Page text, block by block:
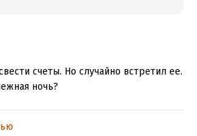
счеты. Но случайно встретил ее.
ночь?